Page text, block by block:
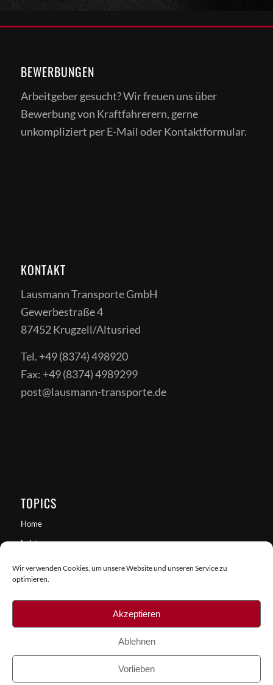
Wir verwenden Cookies, um unsere Website und unseren Service zu
optimieren.
Akzeptieren
Ablehnen
Vorlieben
BEWERBUNGEN
Arbeitgeber gesucht? Wir freuen uns über
Bewerbung von Kraftfahrerern, gerne
unkompliziert per E-Mail oder Kontaktformular.
KONTAKT
Lausmann Transporte GmbH
Gewerbestraße 4
87452 Krugzell/Altusried
Tel. +49 (8374) 498920
Fax: +49 (8374) 4989299
post@lausmann-transporte.de
TOPICS
Home
Leistung
Anprechpartner
Historie
Lausmann Transporte GmbH |Impressum|Datenschutz| Realisierung: